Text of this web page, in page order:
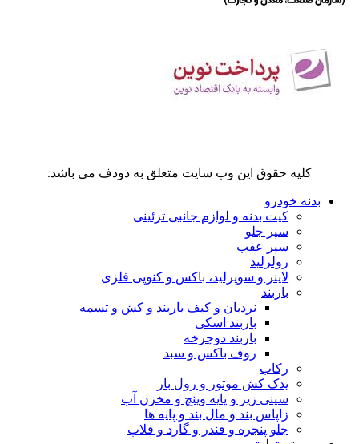
کلیه حقوق این وب سایت متعلق به دودف می باشد.
بدنه خودرو
کیت بدنه و لوازم جانبی تزئینی
سپر جلو
سپر عقب
رولرلید
لاینر و سوپرلید، باکس و کنوپی فلزی
باربند
نردبان و کیف باربند و کش و تسمه
باربند اسکی
باربند دوچرخه
روف باکس و سبد
رکاب
یدک کش موتور و رول بار
سینی زیر و پایه وینچ و مخزن آب
زاپاس بند و مال بند و پایه ها
جلو پنجره و فندر و گارد و فلاپ